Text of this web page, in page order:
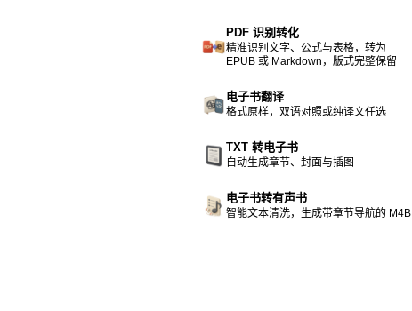
PDF 识别转化
精准识别文字、公式与表格，转为
EPUB 或 Markdown，版式完整保留
电子书翻译
格式原样，双语对照或纯译文任选
TXT 转电子书
自动生成章节、封面与插图
电子书转有声书
智能文本清洗，生成带章节导航的 M4B